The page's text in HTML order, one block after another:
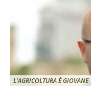
L'AGRICOLTURA È GIOVANE